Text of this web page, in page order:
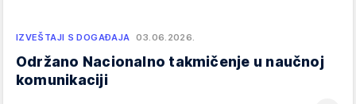
IZVEŠTAJI S DOGAĐAJA 03.06.2026.
Održano Nacionalno takmičenje u naučnoj
komunikaciji